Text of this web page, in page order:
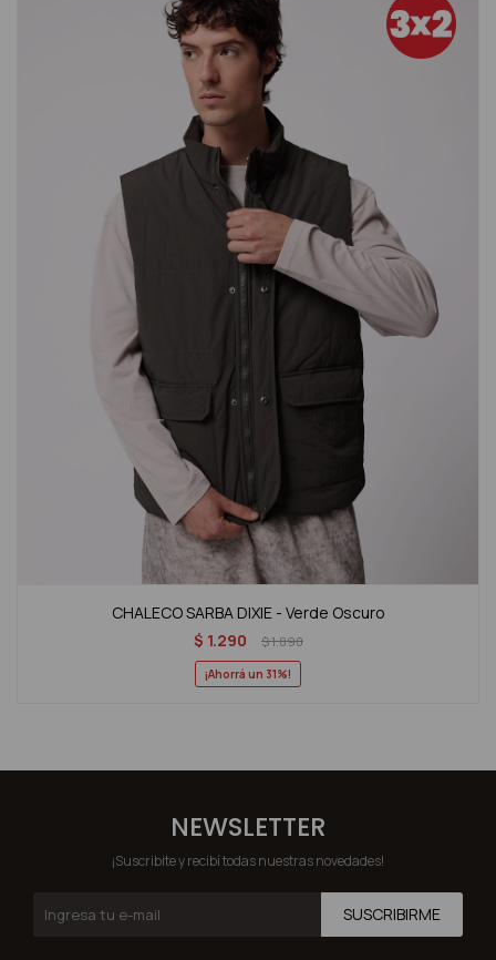
CHALECO SARBA DIXIE - Verde Oscuro
$ 1.290 $1.890
31
NEWSLETTER
¡Suscribite y recibí todas nuestras novedades!
SUSCRIBIRME